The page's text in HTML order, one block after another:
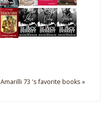
Amarilli 73 's favorite books »